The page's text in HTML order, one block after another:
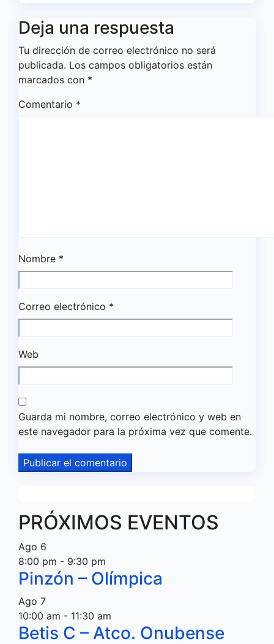
Deja una respuesta
Tu dirección de correo electrónico no será
publicada. Los campos obligatorios están
marcados con *
Comentario *
Nombre *
Correo electrónico *
Web
Guarda mi nombre, correo electrónico y web en
este navegador para la próxima vez que comente.
PRÓXIMOS EVENTOS
Ago 6
8:00 pm - 9:30 pm
Pinzón – Olímpica
Ago 7
10:00 am - 11:30 am
Betis C – Atco. Onubense